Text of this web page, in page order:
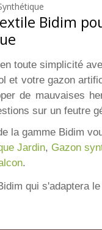
Bidim
toute simplicité
et votre gazon
de mauvaises
sur un feutre
la gamme Bidim
Jardin, Gazon
.
qui s'adaptera